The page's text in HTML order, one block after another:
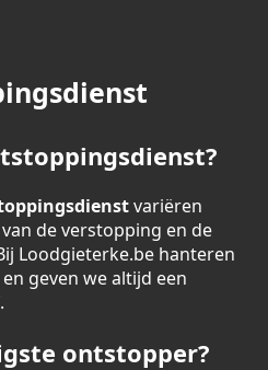
variëren
de verstopping en de
Loodgieterke.be hanteren
geven we altijd een
ontstopper?